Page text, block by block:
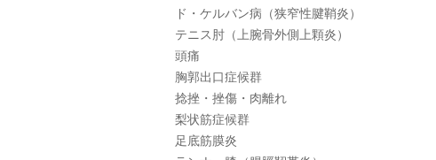
ド・ケルバン病（狭窄性腱鞘炎）
テニス肘（上腕骨外側上顆炎）
頭痛
胸郭出口症候群
捻挫・挫傷・肉離れ
梨状筋症候群
足底筋膜炎